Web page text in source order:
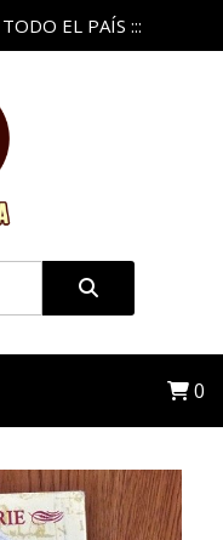
EL PAÍS :::
0